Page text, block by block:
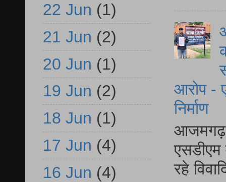
आरोप -
निर्माण
आजमगढ़
एसडीएम
रहे
22 Jun (1)
21 Jun (2)
20 Jun (1)
19 Jun (2)
18 Jun (1)
17 Jun (4)
16 Jun (4)